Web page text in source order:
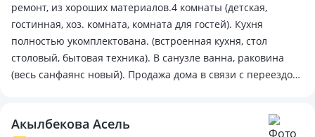
ремонт, из хороших материалов.4 комнаты (детская,
гостинная, хоз. комната, комната для гостей). Кухня
полностью укомплектована. (встроенная кухня, стол
столовый, бытовая техника). В санузле ванна, раковина
(весь санфаянс новый). Продажа дома в связи с переездом!
Акылбекова Асель